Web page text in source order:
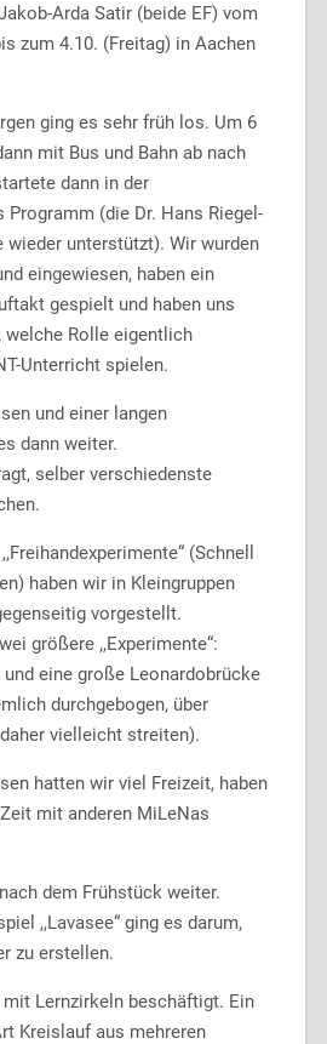
Arda Satir (beide EF) vom
zum 4.10. (Freitag) in Aachen
ging es sehr früh los. Um 6
mit Bus und Bahn ab nach
dann in der
Programm (die Dr. Hans Riegel-
wieder unterstützt). Wir wurden
eingewiesen, haben ein
gespielt und haben uns
Rolle eigentlich
Unterricht spielen.
und einer langen
dann weiter.
selber verschiedenste
(Schnell
haben wir in Kleingruppen
vorgestellt.
größere ,,Experimente“:
eine große Leonardobrücke
durchgebogen, über
vielleicht streiten).
hatten wir viel Freizeit, haben
mit anderen MiLeNas
dem Frühstück weiter.
,,Lavasee“ ging es darum,
zu erstellen.
mit Lernzirkeln beschäftigt. Ein
Kreislauf aus mehreren